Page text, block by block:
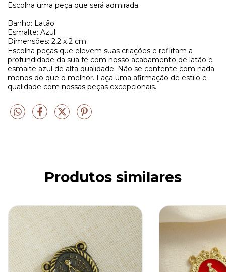
Escolha uma peça que será admirada.
Banho: Latão
Esmalte: Azul
Dimensões: 2,2 x 2 cm
Escolha peças que elevem suas criações e reflitam a
profundidade da sua fé com nosso acabamento de latão e
esmalte azul de alta qualidade. Não se contente com nada
menos do que o melhor. Faça uma afirmação de estilo e
qualidade com nossas peças excepcionais.
Produtos similares